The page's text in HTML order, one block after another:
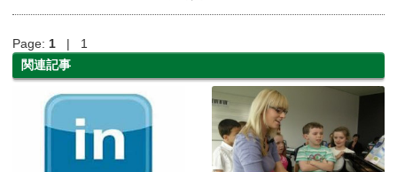
Page: 1 | 1
関連記事